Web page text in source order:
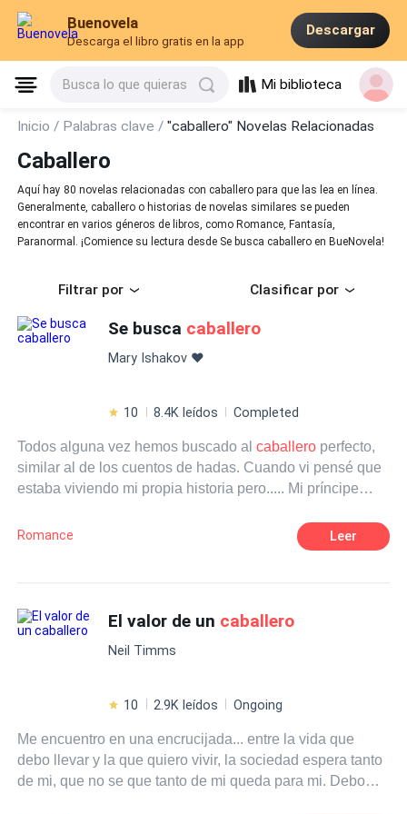
Buenovela
Descarga el libro gratis en la app
Descargar
Busca lo que quieras Mi biblioteca
Inicio / Palabras clave /"caballero" Novelas Relacionadas
Caballero
Aquí hay 80 novelas relacionadas con caballero para que las lea en línea.
Generalmente, caballero o historias de novelas similares se pueden
encontrar en varios géneros de libros, como Romance, Fantasía,
Paranormal. ¡Comience su lectura desde Se busca caballero en BueNovela!
Filtrar por Clasificar por
Se busca caballero
Mary Ishakov ❤️
10 8.4K leídos Completed
Todos alguna vez hemos buscado alcaballero perfecto,
similar al de los cuentos de hadas. Cuando vi pensé que
estaba viviendo mi propia historia pero..... Mi príncipe
Romance Leer
El valor de un caballero
Neil Timms
10 2.9K leídos Ongoing
Me encuentro en una encrucijada... entre la vida que
debo llevar y la que quiero vivir, la sociedad espera tanto
de mi, que no se que tanto de mi queda para mi. Debo